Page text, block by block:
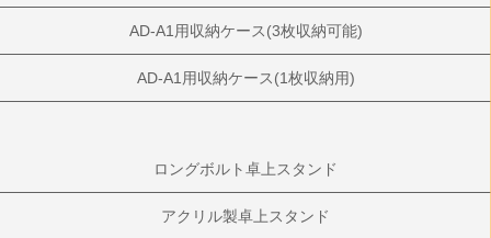
AD-A1用収納ケース(3枚収納可能)
AD-A1用収納ケース(1枚収納用)
ロングボルト卓上スタンド
アクリル製卓上スタンド